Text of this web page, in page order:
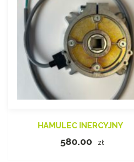
HAMULEC INERCYJNY
580.00 zł